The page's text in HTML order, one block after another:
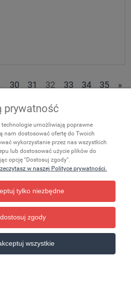
30 31 32 33 34 35 »
Zakupy
Ważne
Pomoc
Moje konto
Informacje
prywatność
technologie umożliwiają poprawne
nam dostosować ofertę do Twoich
wykorzystanie przez nas wszystkich
lub dostosować użycie plików do
opcję "Dostosuj zgody".
w naszej Polityce prywatności.
tylko niezbędne
dostosuj zgody
wszystkie